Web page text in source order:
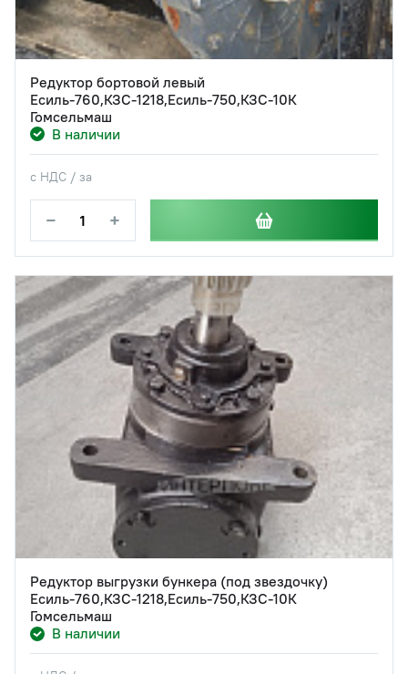
Редуктор бортовой левый
Есиль-760,КЗС-1218,Есиль-750,КЗС-10К
Гомсельмаш
В наличии
с НДС / за
− +
Редуктор выгрузки бункера (под звездочку)
Есиль-760,КЗС-1218,Есиль-750,КЗС-10К
Гомсельмаш
В наличии